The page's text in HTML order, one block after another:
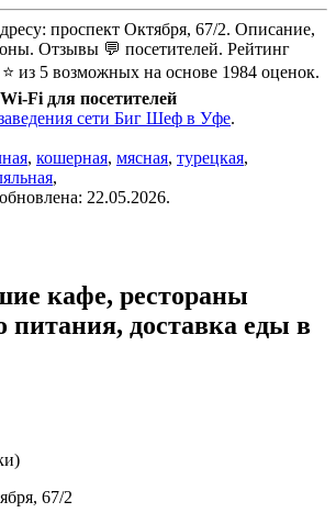
проспект Октября, 67/2. Описание,
Отзывы 💬 посетителей. Рейтинг
⭐ из 5 возможных на основе 1984 оценок.
Fi для посетителей
сети Биг Шеф в Уфе.
, кошерная, мясная, турецкая,
,
22.05.2026.
кафе, рестораны
питания, доставка еды в
67/2